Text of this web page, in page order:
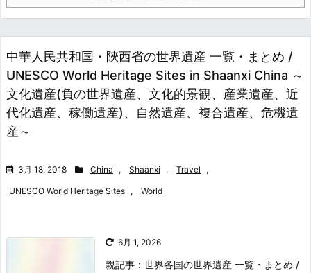
中華人民共和国・陝西省の世界遺産 一覧・まとめ /
UNESCO World Heritage Sites in Shaanxi China ～
文化遺産(負の世界遺産、文化的景観、産業遺産、近
代化遺産、稼働遺産)、自然遺産、複合遺産、危機遺
産～
3月 18, 2018 China , Shaanxi , Travel ,
UNESCO World Heritage Sites , World
6月 1, 2026
親記事：世界各国の世界遺産 一覧・まとめ /